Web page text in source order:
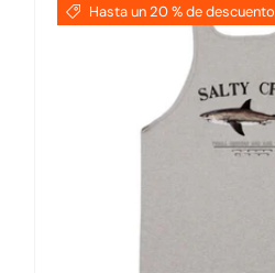
Hasta un 20 % de descuento